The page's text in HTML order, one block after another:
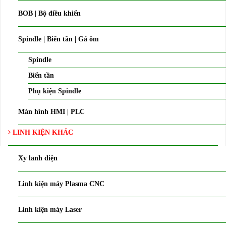
BOB | Bộ điều khiển
Spindle | Biến tần | Gá ôm
Spindle
Biến tần
Phụ kiện Spindle
Màn hình HMI | PLC
LINH KIỆN KHÁC
Xy lanh điện
Linh kiện máy Plasma CNC
Linh kiện máy Laser